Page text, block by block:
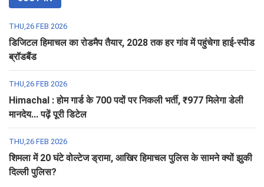
THU,26 FEB 2026
डिजिटल हिमाचल का रोडमैप तैयार, 2028 तक हर गांव में पहुंचेगा हाई-स्पीड
ब्रॉडबैंड
THU,26 FEB 2026
Himachal : होम गार्ड के 700 पदों पर निकली भर्ती, ₹977 मिलेगा डेली
मानदेय... पढ़ें पूरी डिटेल
THU,26 FEB 2026
शिमला में 20 घंटे वोल्टेज ड्रामा, आखिर हिमाचल पुलिस के सामने क्यों झुकी
दिल्ली पुलिस?